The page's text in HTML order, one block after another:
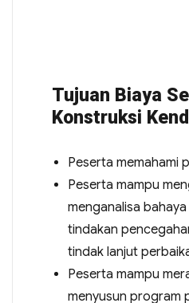
Tujuan Biaya
Konstruksi
Peserta memahami
Peserta mampu
menganalisa
tindakan
tindak lanjut
Peserta mampu
menyusun program